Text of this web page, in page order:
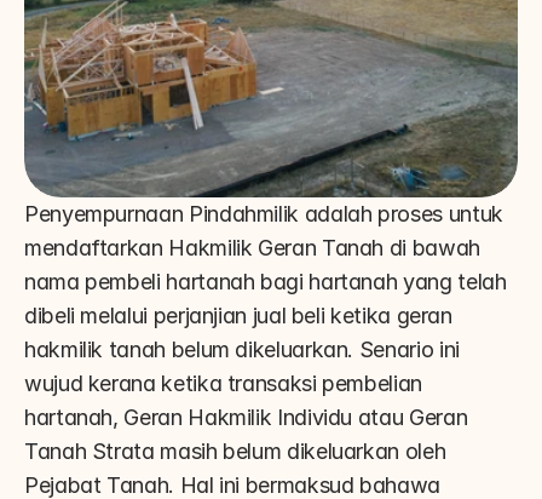
Penyempurnaan Pindahmilik adalah proses untuk
mendaftarkan Hakmilik Geran Tanah di bawah
nama pembeli hartanah bagi hartanah yang telah
dibeli melalui perjanjian jual beli ketika geran
hakmilik tanah belum dikeluarkan. Senario ini
wujud kerana ketika transaksi pembelian
hartanah, Geran Hakmilik Individu atau Geran
Tanah Strata masih belum dikeluarkan oleh
Pejabat Tanah. Hal ini bermaksud bahawa